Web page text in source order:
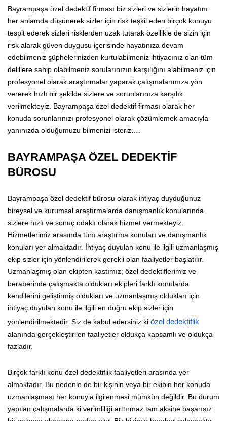
Bayrampaşa özel dedektif firması biz sizleri ve sizlerin hayatını
her anlamda düşünerek sizler için risk teşkil eden birçok konuyu
tespit ederek sizleri risklerden uzak tutarak özellikle de sizin için
risk alarak güven duygusu içerisinde hayatınıza devam
edebilmeniz şüphelerinizden kurtulabilmeniz ihtiyacınız olan tüm
delillere sahip olabilmeniz sorularınızın karşılığını alabilmeniz için
profesyonel olarak araştırmalar yaparak çalışmalarımıza yön
vererek hızlı bir şekilde sizlere ve sorunlarınıza karşılık
verilmekteyiz. Bayrampaşa özel dedektif firması olarak her
konuda sorunlarınızı profesyonel olarak çözümlemek amacıyla
yanınızda olduğumuzu bilmenizi isteriz….
BAYRAMPAŞA ÖZEL DEDEKTİF
BÜROSU
Bayrampaşa özel dedektif bürosu olarak ihtiyaç duyduğunuz
bireysel ve kurumsal araştırmalarda danışmanlık konularında
sizlere hızlı ve sonuç odaklı olarak hizmet vermekteyiz.
Hizmetlerimiz arasında tüm araştırma konuları ve danışmanlık
konuları yer almaktadır. İhtiyaç duyulan konu ile ilgili uzmanlaşmış
ekip sizler için yönlendirilerek gerekli olan faaliyetler başlatılır.
Uzmanlaşmış olan ekipten kastımız; özel dedektiflerimiz ve
beraberinde çalışmakta oldukları ekipleri farklı konularda
kendilerini geliştirmiş oldukları ve uzmanlaşmış oldukları için
ihtiyaç duyulan konu ile ilgili en doğru ekip sizler için
yönlendirilmektedir. Siz de kabul edersiniz ki özel dedektiflik
alanında gerçekleştirilen faaliyetler oldukça kapsamlı ve oldukça
fazladır.
Birçok farklı konu özel dedektiflik faaliyetleri arasında yer
almaktadır. Bu nedenle de bir kişinin veya bir ekibin her konuda
uzmanlaşması her konuyla ilgilenmesi mümkün değildir. Bu durum
yapılan çalışmalarda ki verimliliği arttırmaz tam aksine başarısız